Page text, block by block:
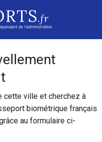
cette ville et cherchez à
biométrique français
au formulaire ci-